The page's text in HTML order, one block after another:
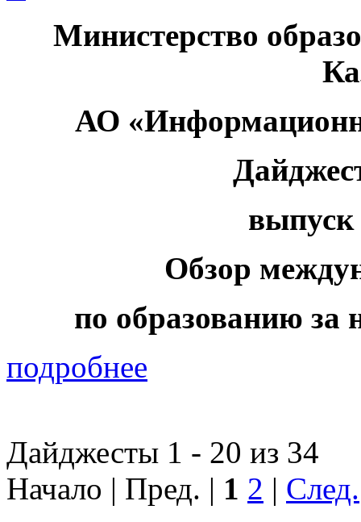
Министерство
АО
выпуск
Обзор
по образованию за
подробнее
Дайджесты 1 - 20 из 34
Начало | Пред. | 1 2 | След.